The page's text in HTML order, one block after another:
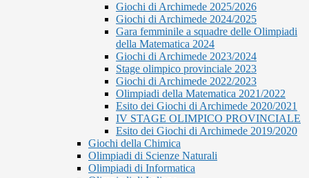
Giochi di Archimede 2025/2026
Giochi di Archimede 2024/2025
Gara femminile a squadre delle Olimpiadi
della Matematica 2024
Giochi di Archimede 2023/2024
Stage olimpico provinciale 2023
Giochi di Archimede 2022/2023
Olimpiadi della Matematica 2021/2022
Esito dei Giochi di Archimede 2020/2021
IV STAGE OLIMPICO PROVINCIALE
Esito dei Giochi di Archimede 2019/2020
Giochi della Chimica
Olimpiadi di Scienze Naturali
Olimpiadi di Informatica